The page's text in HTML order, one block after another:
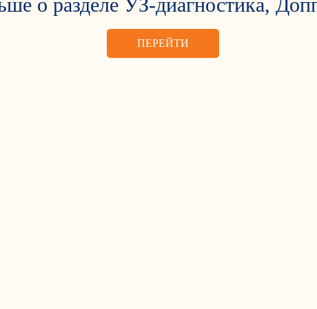
ПЕРЕЙТИ